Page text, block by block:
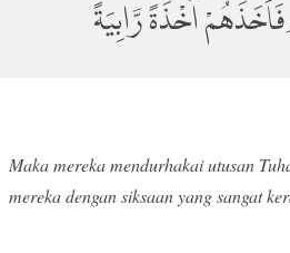
اَخْذَةً رَّابِيَةً
Maka mereka mendurhakai utusan
mereka dengan siksaan yang sangat